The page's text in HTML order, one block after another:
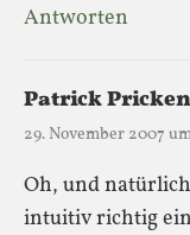
Antworten
Patrick Pricken
29. November 2007
Oh, und
intuitiv richtig